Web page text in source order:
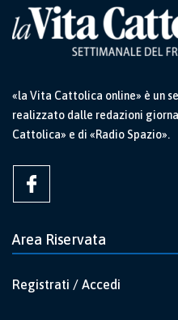
«la Vita Cattolica online» è un
realizzato dalle redazioni
Cattolica» e di «Radio Spazio».
Area Riservata
Registrati / Accedi